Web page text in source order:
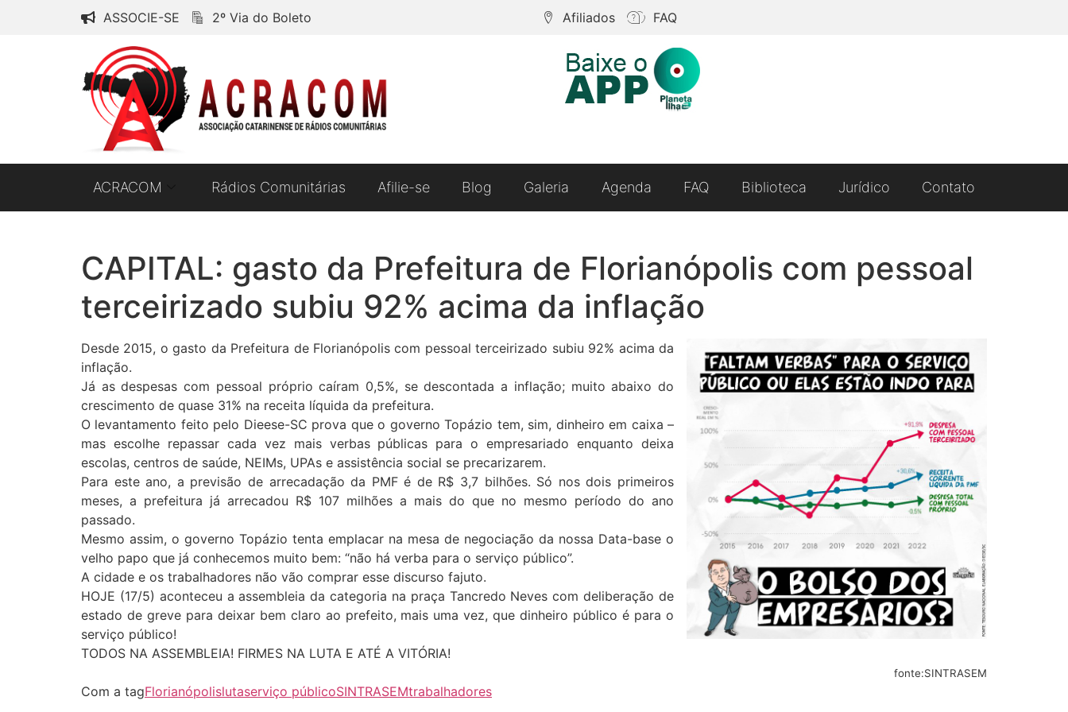
ASSOCIE-SE 2º Via do Boleto Afiliados FAQ
ACRACOM Rádios Comunitárias Afilie-se Blog Galeria Agenda FAQ Biblioteca Jurídico Contato
CAPITAL: gasto da Prefeitura de Florianópolis com pessoal
terceirizado subiu 92% acima da inflação
Desde 2015, o gasto da Prefeitura de Florianópolis com pessoal terceirizado subiu 92% acima da
inflação.
Já as despesas com pessoal próprio caíram 0,5%, se descontada a inflação; muito abaixo do
crescimento de quase 31% na receita líquida da prefeitura.
O levantamento feito pelo Dieese-SC prova que o governo Topázio tem, sim, dinheiro em caixa –
mas escolhe repassar cada vez mais verbas públicas para o empresariado enquanto deixa
escolas, centros de saúde, NEIMs, UPAs e assistência social se precarizarem.
Para este ano, a previsão de arrecadação da PMF é de R$ 3,7 bilhões. Só nos dois primeiros
meses, a prefeitura já arrecadou R$ 107 milhões a mais do que no mesmo período do ano
passado.
Mesmo assim, o governo Topázio tenta emplacar na mesa de negociação da nossa Data-base o
velho papo que já conhecemos muito bem: “não há verba para o serviço público”.
A cidade e os trabalhadores não vão comprar esse discurso fajuto.
HOJE (17/5) aconteceu a assembleia da categoria na praça Tancredo Neves com deliberação de
estado de greve para deixar bem claro ao prefeito, mais uma vez, que dinheiro público é para o
serviço público!
TODOS NA ASSEMBLEIA! FIRMES NA LUTA E ATÉ A VITÓRIA!
fonte:SINTRASEM
Com a tagFlorianópolislutaserviço públicoSINTRASEMtrabalhadores